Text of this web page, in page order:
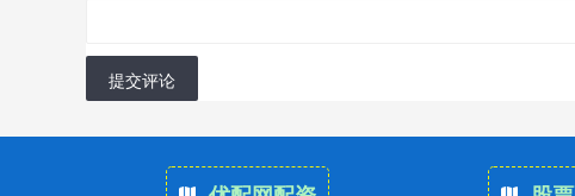
提交评论